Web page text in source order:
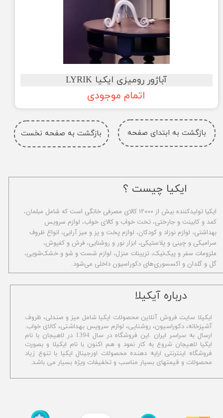
آباژور رومیزی ایکیا LYRIK
اتمام موجودی
بازگشت به صفحه نخست بازگشت به ابتدای صفحه
​درباره آیکیلا
ایکیلا سایت فروش آنلاین محصولات ایکیا شامل میز و صندلی، ظروف
آشپزخانه، دکوراسیون، روشنایی، لوازم سرویس بهداشتی، کالای خواب.
ارسال به سراسر ایران .این فروشگاه در سال 1394 در لاهیجان با نام
ایکیا لاهیجان شروع به کار نمود و هم اکنون با نام ایکیلا و بصورت
فروشگاه اینترنتی ارایه دهنده محصولات اورجینال ایکیا با تنوع زیاد
محصولات و قیمتهای بسیار مناسب و تخفیفات ویژه بسیار می باشد.
ایکیا چیست ؟
ا​یکیا تولیدکننده بیش از ۱۲۰۰۰ کالای مصرفی خانگی است که شامل مبلمان،
کمد و کابینت و جارختی، تخت خواب و کالای خواب، لوازم سرویس
بهداشتی، لوازم نوزاد و کودکان، لوازم پخت و پز و میز آرایی، انواع ظروف
سرامیکی و چینی و پلاستیکی، ابزار نور و روشنایی، فرش و کفپوش،
ملزومات سفر و پیک‌نیک، تزیینات منزل، لوازم شست و شو و خشک‌شویی،
گل و گلدان و اکسسوری‌های دکوراسیون داخلی می‌شود.